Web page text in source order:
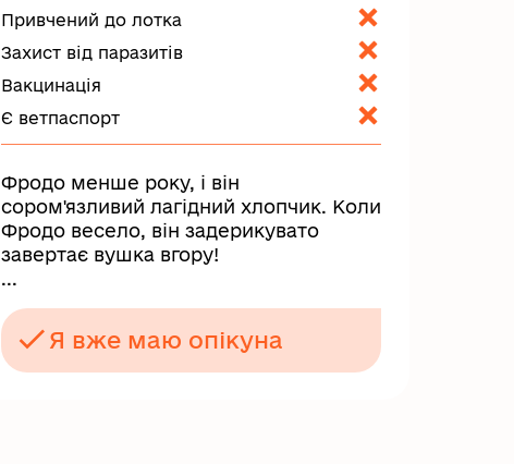
Привчений до лотка
Захист від паразитів
Вакцинація
Є ветпаспорт
Фродо менше року, і він
сором'язливий лагідний хлопчик. Коли
Фродо весело, він задерикувато
завертає вушка вгору!
...
Я вже маю опікуна